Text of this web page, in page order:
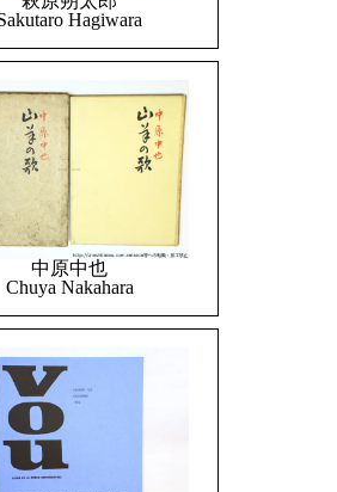
Hagiwara
中原中也
Chuya Nakahara